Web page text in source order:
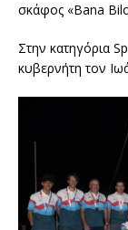
σκάφος «Bana
Στην κατηγόρια
κυβερνήτη τον